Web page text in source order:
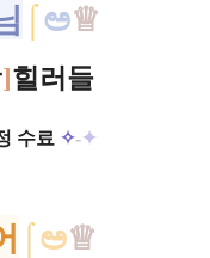
⌠ಅ♕
]힐러들
수료 ✧-✦
⌠ಅ♕